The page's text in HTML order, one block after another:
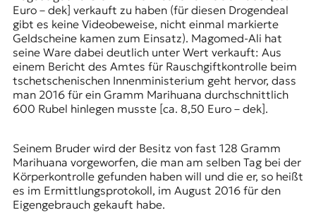
Euro – dek] verkauft zu haben (für diesen Drogendeal
gibt es keine Videobeweise, nicht einmal markierte
Geldscheine kamen zum Einsatz). Magomed-Ali hat
seine Ware dabei deutlich unter Wert verkauft: Aus
einem Bericht des Amtes für Rauschgiftkontrolle beim
tschetschenischen Innenministerium geht hervor, dass
man 2016 für ein Gramm Marihuana durchschnittlich
600 Rubel hinlegen musste [ca. 8,50 Euro – dek].
Seinem Bruder wird der Besitz von fast 128 Gramm
Marihuana vorgeworfen, die man am selben Tag bei der
Körperkontrolle gefunden haben will und die er, so heißt
es im Ermittlungsprotokoll, im August 2016 für den
Eigengebrauch gekauft habe.